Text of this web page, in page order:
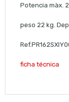
Potencia màx.
peso 22 kg.
ficha técnica